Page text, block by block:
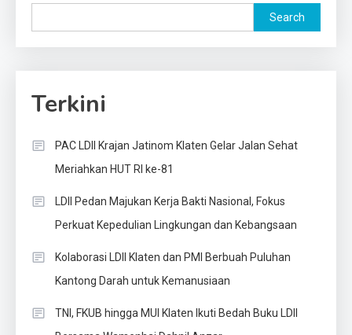
Search
Terkini
PAC LDII Krajan Jatinom Klaten Gelar Jalan Sehat
Meriahkan HUT RI ke-81
LDII Pedan Majukan Kerja Bakti Nasional, Fokus
Perkuat Kepedulian Lingkungan dan Kebangsaan
Kolaborasi LDII Klaten dan PMI Berbuah Puluhan
Kantong Darah untuk Kemanusiaan
TNI, FKUB hingga MUI Klaten Ikuti Bedah Buku LDII